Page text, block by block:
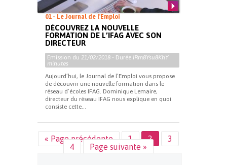
01 - Le Journal de l'Emploi
DÉCOUVREZ LA NOUVELLE
FORMATION DE L’IFAG AVEC SON
DIRECTEUR
Emission du 21/02/2018 - Durée IRm8Ysu8KhY
minutes
Aujourd’hui, le Journal de l’Emploi vous propose
de découvrir une nouvelle formation dans le
réseau d’écoles IFAG. Dominique Lemaire,
directeur du réseau IFAG nous explique en quoi
consiste cette...
« Page précédente 1 2
3
4
Page suivante »